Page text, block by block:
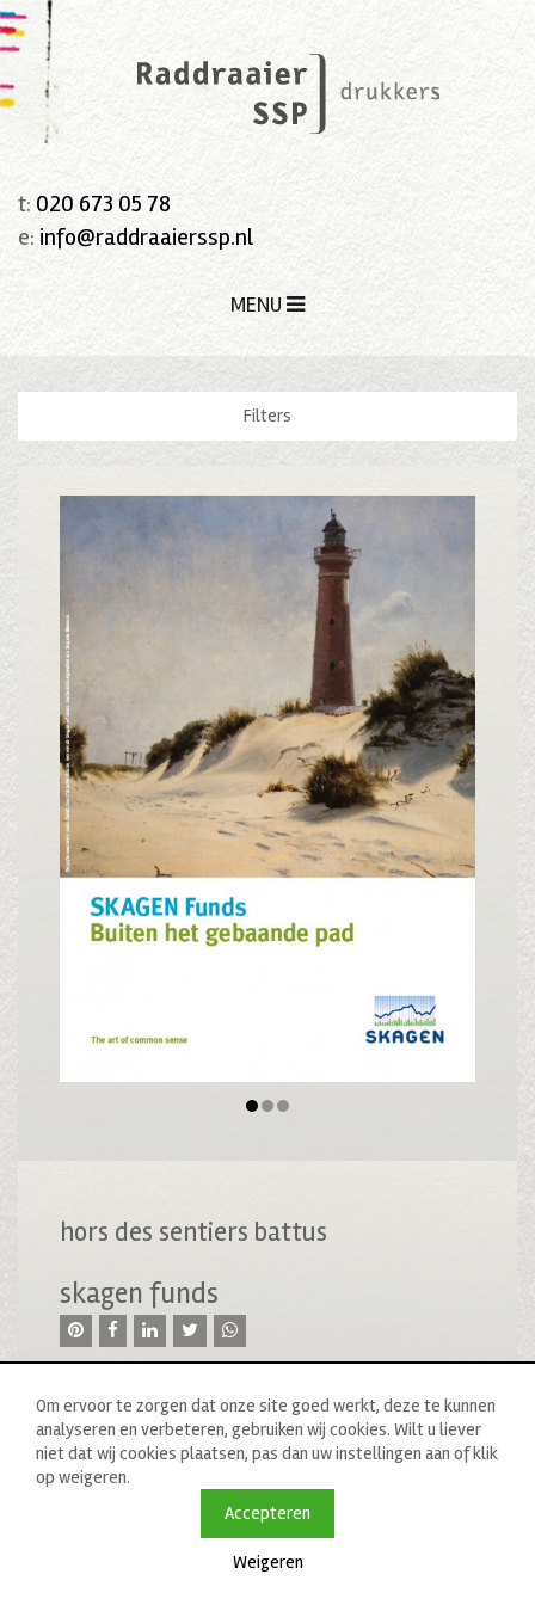
t: 020 673 05 78
e: info@raddraaierssp.nl
MENU
Filters
hors des sentiers battus
skagen funds
© 2020 drukkerij raddraaier b.v., van ostadestraat 233b, 1073
tn amsterdam, t: 020 673 05 78, f: 020 676 71 00,
info@raddraaierssp.nl
Om ervoor te zorgen dat onze site goed werkt, deze te kunnen
analyseren en verbeteren, gebruiken wij cookies. Wilt u liever
niet dat wij cookies plaatsen, pas dan uw instellingen aan of klik
op weigeren.
Accepteren
Weigeren